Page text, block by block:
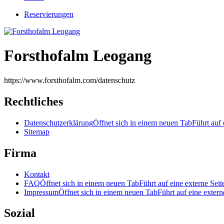
Reservierungen
Forsthofalm Leogang
https://www.forsthofalm.com/datenschutz
Rechtliches
DatenschutzerklärungÖffnet sich in einem neuen TabFührt auf
Sitemap
Firma
Kontakt
FAQÖffnet sich in einem neuen TabFührt auf eine externe
ImpressumÖffnet sich in einem neuen TabFührt auf eine
Sozial